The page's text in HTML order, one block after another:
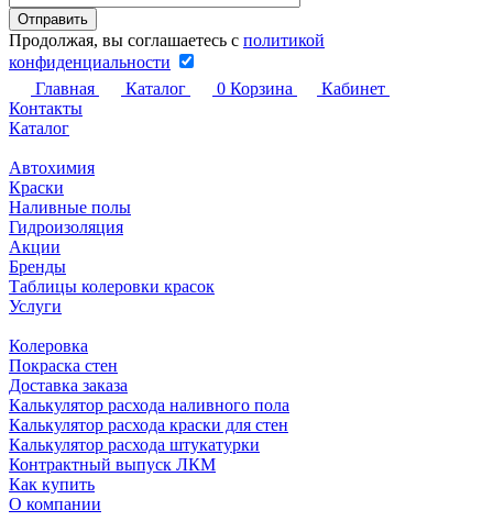
Продолжая, вы соглашаетесь с политикой
конфиденциальности
Главная
Каталог 0 Корзина
Кабинет
Контакты
Каталог
Автохимия
Краски
Наливные полы
Гидроизоляция
Акции
Бренды
Таблицы колеровки красок
Услуги
Колеровка
Покраска стен
Доставка заказа
Калькулятор расхода наливного пола
Калькулятор расхода краски для стен
Калькулятор расхода штукатурки
Контрактный выпуск ЛКМ
Как купить
О компании